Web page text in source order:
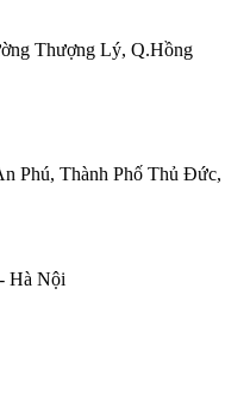
Thượng Lý, Q.Hồng
Phú, Thành Phố Thủ Đức,
Hà Nội